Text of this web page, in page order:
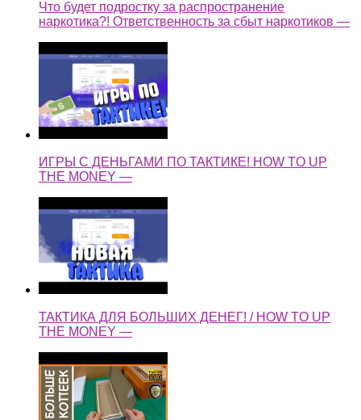
Что будет подростку за распространение
наркотика?! Ответственность за сбыт наркотиков —
ИГРЫ С ДЕНЬГАМИ ПО ТАКТИКЕ! HOW TO UP
THE MONEY —
ТАКТИКА ДЛЯ БОЛЬШИХ ДЕНЕГ! / HOW TO UP
THE MONEY —